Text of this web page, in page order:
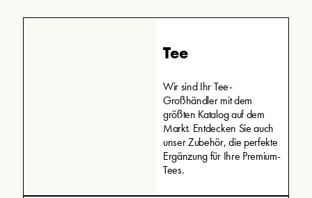
Tee
Wir sind Ihr Tee-
Großhändler mit dem
größten Katalog auf dem
Markt. Entdecken Sie auch
unser Zubehör, die perfekte
Ergänzung für Ihre Premium-
Tees.